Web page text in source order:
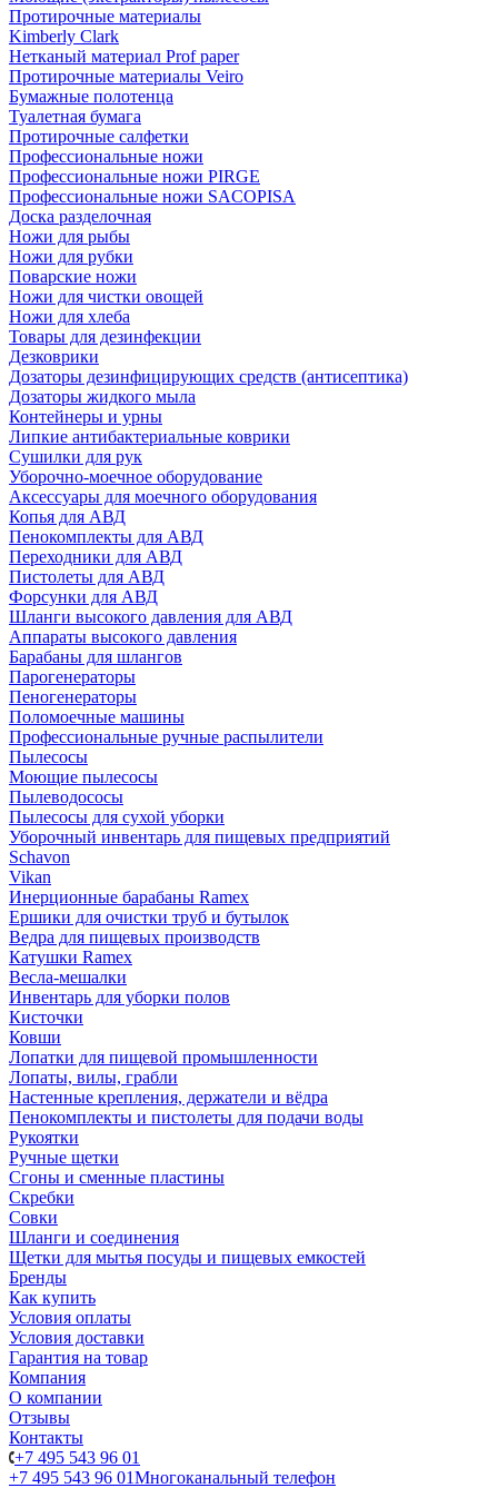
Протирочные материалы
Kimberly Clark
Нетканый материал Prof paper
Протирочные материалы Veiro
Бумажные полотенца
Туалетная бумага
Протирочные салфетки
Профессиональные ножи
Профессиональные ножи PIRGE
Профессиональные ножи SACOPISA
Доска разделочная
Ножи для рыбы
Ножи для рубки
Поварские ножи
Ножи для чистки овощей
Ножи для хлеба
Товары для дезинфекции
Дезковрики
Дозаторы дезинфицирующих средств (антисептика)
Дозаторы жидкого мыла
Контейнеры и урны
Липкие антибактериальные коврики
Сушилки для рук
Уборочно-моечное оборудование
Аксессуары для моечного оборудования
Копья для АВД
Пенокомплекты для АВД
Переходники для АВД
Пистолеты для АВД
Форсунки для АВД
Шланги высокого давления для АВД
Аппараты высокого давления
Барабаны для шлангов
Парогенераторы
Пеногенераторы
Поломоечные машины
Профессиональные ручные распылители
Пылесосы
Моющие пылесосы
Пылеводососы
Пылесосы для сухой уборки
Уборочный инвентарь для пищевых предприятий
Schavon
Vikan
Инерционные барабаны Ramex
Ершики для очистки труб и бутылок
Ведра для пищевых производств
Катушки Ramex
Весла-мешалки
Инвентарь для уборки полов
Кисточки
Ковши
Лопатки для пищевой промышленности
Лопаты, вилы, грабли
Настенные крепления, держатели и вёдра
Пенокомплекты и пистолеты для подачи воды
Рукоятки
Ручные щетки
Сгоны и сменные пластины
Скребки
Совки
Шланги и соединения
Щетки для мытья посуды и пищевых емкостей
Бренды
Как купить
Условия оплаты
Условия доставки
Гарантия на товар
Компания
О компании
Отзывы
Контакты
+7 495 543 96 01
+7 495 543 96 01Многоканальный телефон